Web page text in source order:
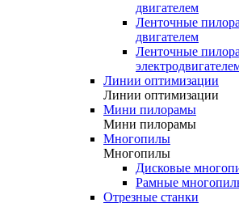
двигателем
Ленточные
двигателем
Ленточные
Линии оптимизации
Линии оптимизации
Мини пилорамы
Мини пилорамы
Многопилы
Многопилы
Дисковые
Рамные
Отрезные станки